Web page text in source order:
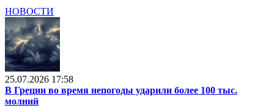
НОВОСТИ
25.07.2026 17:58
В Греции во время непогоды ударили более 100 тыс.
молний